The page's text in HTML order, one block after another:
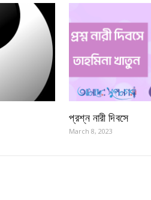
প্রশ্ন নারী দিবসে
March 8, 2023